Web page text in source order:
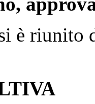
riunito